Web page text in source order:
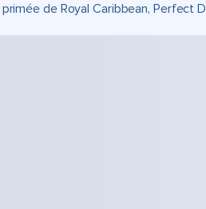
de Royal Caribbean, Perfect